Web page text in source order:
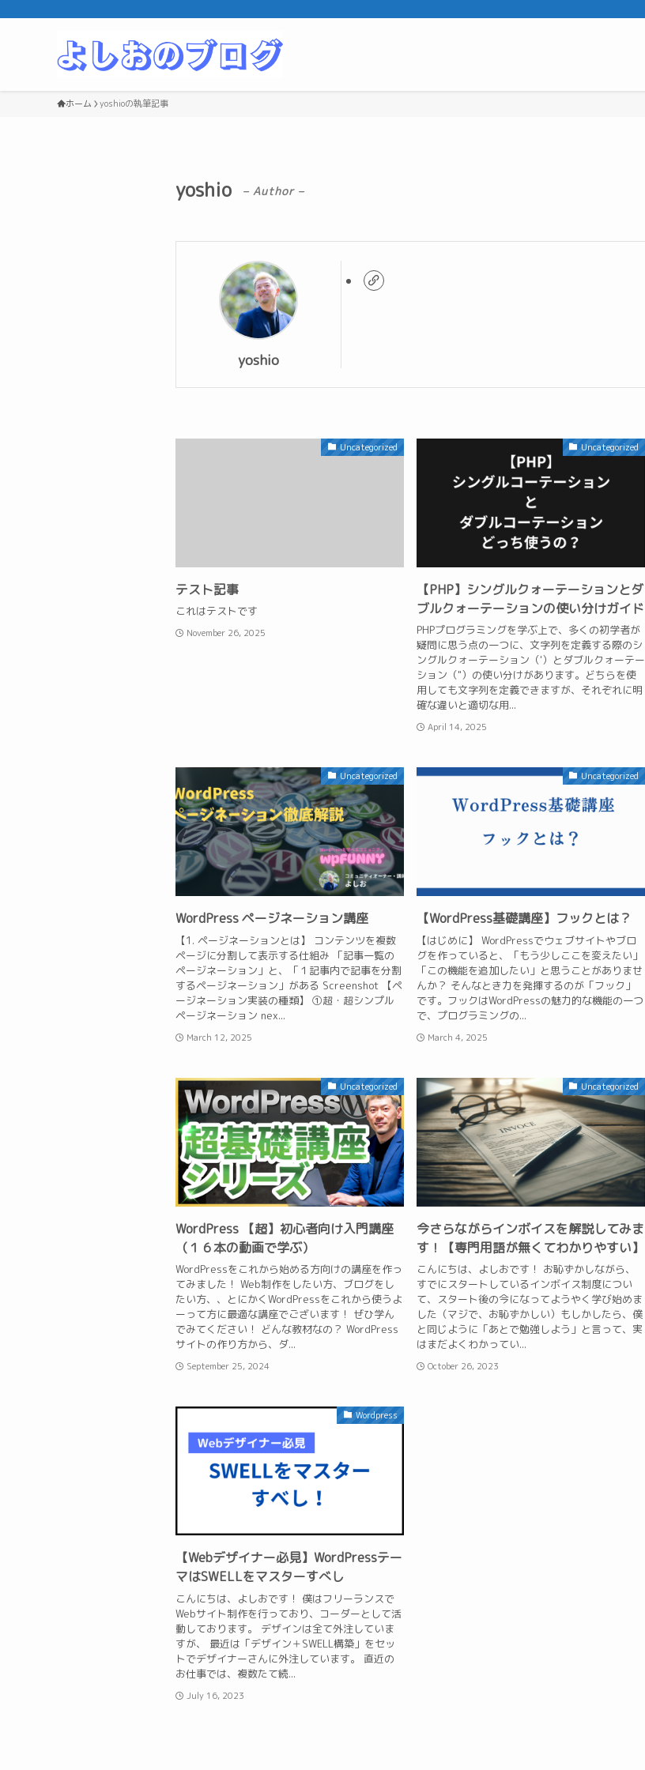
ホーム yoshioの執筆記事
yoshio – Author –
yoshio
Uncategorized
テスト記事
これはテストです
November 26, 2025
Uncategorized
【PHP】シングルクォーテーションとダ
ブルクォーテーションの使い分けガイド
PHPプログラミングを学ぶ上で、多くの初学者が
疑問に思う点の一つに、文字列を定義する際のシ
ングルクォーテーション（'）とダブルクォーテー
ション（"）の使い分けがあります。どちらを使
用しても文字列を定義できますが、それぞれに明
確な違いと適切な用...
April 14, 2025
Uncategorized
WordPress ページネーション講座
【1. ページネーションとは】 コンテンツを複数
ページに分割して表示する仕組み 「記事一覧の
ページネーション」と、「１記事内で記事を分割
するページネーション」がある Screenshot 【ペ
ージネーション実装の種類】 ①超・超シンプル
ページネーション nex...
March 12, 2025
Uncategorized
【WordPress基礎講座】フックとは？
【はじめに】 WordPressでウェブサイトやブロ
グを作っていると、「もう少しここを変えたい」
「この機能を追加したい」と思うことがありませ
んか？ そんなとき力を発揮するのが「フック」
です。フックはWordPressの魅力的な機能の一つ
で、プログラミングの...
March 4, 2025
Uncategorized
WordPress 【超】初心者向け入門講座
（１６本の動画で学ぶ）
WordPressをこれから始める方向けの講座を作っ
てみました！ Web制作をしたい方、ブログをし
たい方、、とにかくWordPressをこれから使うよ
ーって方に最適な講座でございます！ ぜひ学ん
でみてください！ どんな教材なの？ WordPress
サイトの作り方から、ダ...
September 25, 2024
Uncategorized
今さらながらインボイスを解説してみま
す！【専門用語が無くてわかりやすい】
こんにちは、よしおです！ お恥ずかしながら、
すでにスタートしているインボイス制度につい
て、スタート後の今になってようやく学び始めま
した（マジで、お恥ずかしい）もしかしたら、僕
と同じように「あとで勉強しよう」と言って、実
はまだよくわかってい...
October 26, 2023
Wordpress
【Webデザイナー必見】WordPressテー
マはSWELLをマスターすべし
こんにちは、よしおです！ 僕はフリーランスで
Webサイト制作を行っており、コーダーとして活
動しております。 デザインは全て外注していま
すが、 最近は「デザイン＋SWELL構築」をセッ
トでデザイナーさんに外注しています。 直近の
お仕事では、複数たて続...
July 16, 2023